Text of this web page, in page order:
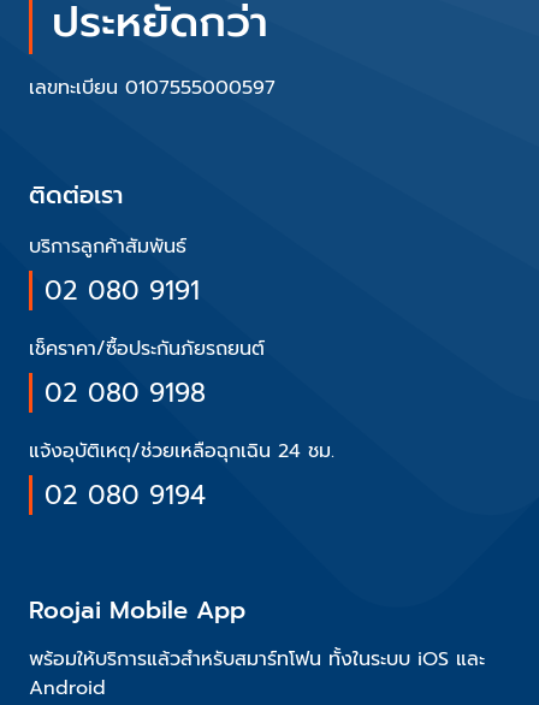
ประหยัดกว่า
เลขทะเบียน 0107555000597
ติดต่อเรา
บริการลูกค้าสัมพันธ์
02 080 9191
เช็คราคา/ซื้อประกันภัยรถยนต์
02 080 9198
แจ้งอุบัติเหตุ/ช่วยเหลือฉุกเฉิน 24 ชม.
02 080 9194
Roojai Mobile App
พร้อมให้บริการแล้วสำหรับสมาร์ทโฟน ทั้งในระบบ iOS และ
Android